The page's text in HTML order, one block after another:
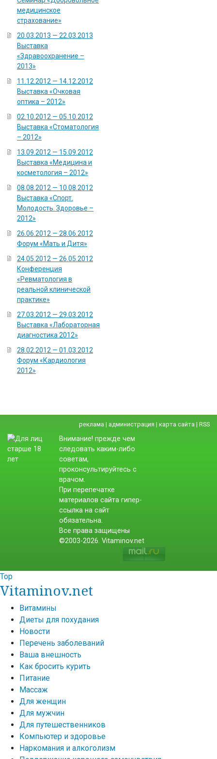
медицинское
страхование»
20.03.2013 — 22.03.2013
Выставка
«Здравоохранение –
2013»
11.12.2012 — 14.12.2012
Выставка «Очковая
оптика – 2012»
02.10.2012 — 05.10.2012
Выставка «Стоматология
– 2012»
13.09.2012 — 15.09.2012
Выставка «Медицина и
косметология – 2012»
08.08.2012 — 10.08.2012
Выставка «Спорт.
Молодость. Здоровье –
2012»
26.06.2012 — 28.06.2012
Форум «Мать и Дитя»
24.05.2012 — 26.05.2012
Конференция
«Ревматология в
реальной клинической
практике»
27.03.2012 — 29.03.2012
Выставка «Лабораторная
диагностика 2012»
28.02.2012 — 01.03.2012
Форум «Кардиология
2012»
реклама | администрация | карта сайта | RSS
Внимание! прежде чем
следовать каким-либо
советам,
проконсультируйтесь с
врачом.
При перепечатке
материалов сайта гипер-
ссылка на сайт
обязательна.
Все права защищены
©2003-2026. Vitaminov.net
Top
Vitaminov.net
Витамины
Диеты для похудания
Новости
Перечень заболеваний
Ваша внешность
Как бросить курить
Питание
Массаж
Для женщин
Для мужчин
Для путешественников
Компьютер и здоровье
Наркомания и алкоголизм